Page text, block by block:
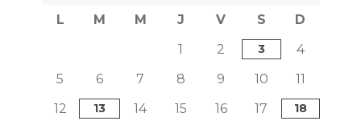
L M M J V S
D
1
2 3
4
5
6 7 8 9 10
11
12
13 14 15 16 17 18